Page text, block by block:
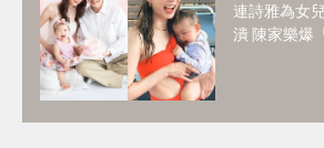
連詩雅為女
潰 陳家樂爆